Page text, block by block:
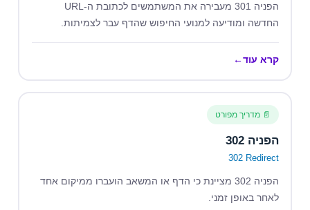
הפניה 301 מעבירה את המשתמשים לכתובת ה-URL
החדשה ומודיעה למנועי החיפוש שהדף עבר לצמיתות.
קרא עוד←
📄 מדריך מפורט
הפניה 302
302 Redirect
הפניה 302 מציינת כי הדף או המשאב הועברו ממיקום אחד
לאחר באופן זמני.